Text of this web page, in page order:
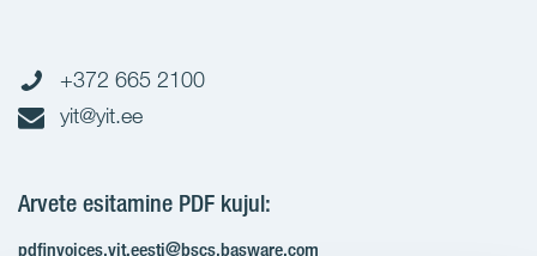
+372 665 2100
yit@yit.ee
Arvete esitamine PDF kujul:
pdfinvoices.yit.eesti@bscs.basware.com